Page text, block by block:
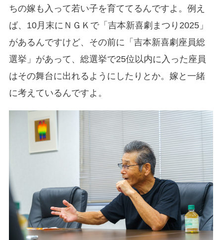
ちの嫁も入って若い子を育ててるんですよ。例え
ば、10月末に ＮＧＫで「吉本新喜劇まつり2025」
があるんですけど、その前に「吉本新喜劇座員総
選挙」があって、総選挙で25位以内に入った座員
はその舞台に出れるようにしたりとか。嫁と一緒
に考えているんですよ。